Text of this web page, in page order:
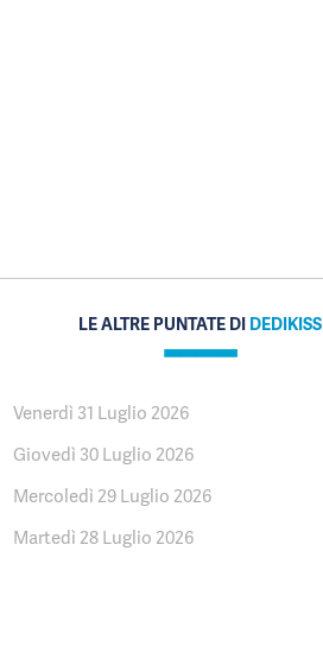
LE ALTRE PUNTATE DI DEDIKISS
Venerdì 31 Luglio 2026
Giovedì 30 Luglio 2026
Mercoledì 29 Luglio 2026
Martedì 28 Luglio 2026